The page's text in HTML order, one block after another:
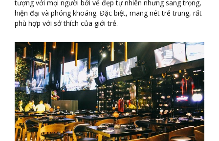
tượng với mọi người bởi vẻ đẹp tự nhiên nhưng sang trọng,
hiện đại và phóng khoáng. Đặc biệt, mang nét trẻ trung, rất
phù hợp với sở thích của giới trẻ.